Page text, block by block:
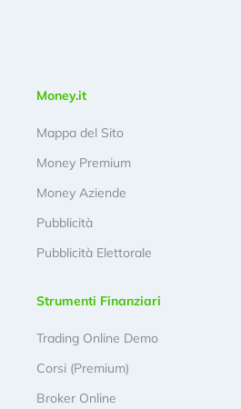
Money.it
Mappa del Sito
Money Premium
Money Aziende
Pubblicità
Pubblicità Elettorale
Strumenti Finanziari
Trading Online Demo
Corsi (Premium)
Broker Online